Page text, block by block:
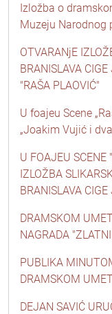
Izložba o
Muzeju Narodnog
OTVARANjE
BRANISLAVA
"RAŠA PLAOVIĆ"
U foajeu Scene
„Joakim Vujić i
U FOAJEU SCENE
IZLOŽBA
BRANISLAVA
DRAMSKOM
NAGRADA
PUBLIKA
DRAMSKOM
DEJAN SAVIĆ